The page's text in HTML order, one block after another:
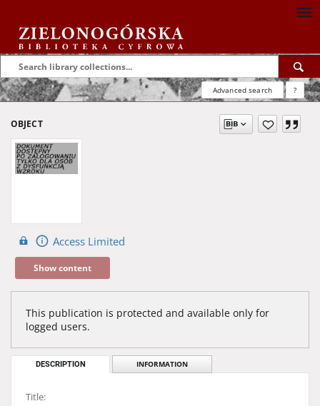
Advanced search ?
OBJECT
Access Limited
Show content
This publication is protected and available only for
logged users.
DESCRIPTION INFORMATION
Title: